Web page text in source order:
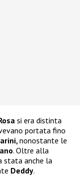
si era distinta
portata fino
nonostante le
. Oltre alla
stata anche la
Deddy.